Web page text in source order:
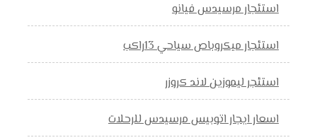
استئجار مرسيدس فيانو
استئجار ميكروباص سياحي 13راكب
استئجر ليموزين لاند كروزر
اسعار ايجار اتوبيس مرسيدس للرحلات